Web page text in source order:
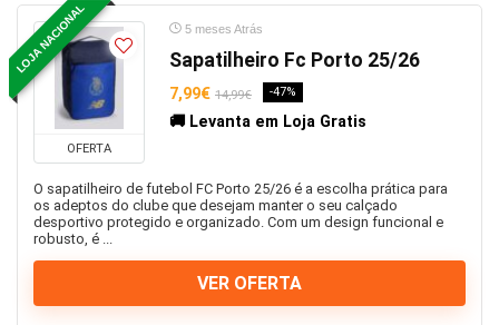
LOJA NACIONAL
OFERTA
5 meses Atrás
Sapatilheiro Fc Porto 25/26
7,99€ 14,99€ -47%
🚚 Levanta em Loja Gratis
O sapatilheiro de futebol FC Porto 25/26 é a escolha prática para
os adeptos do clube que desejam manter o seu calçado
desportivo protegido e organizado. Com um design funcional e
robusto, é ...
VER OFERTA